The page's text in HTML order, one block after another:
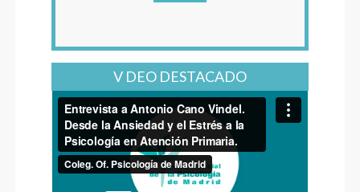
V DEO DESTACADO